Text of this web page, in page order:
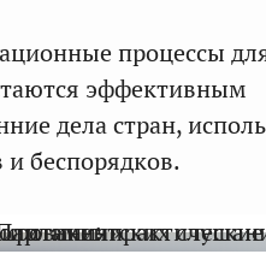
процессы
эффективным
дела стран,
беспорядков.